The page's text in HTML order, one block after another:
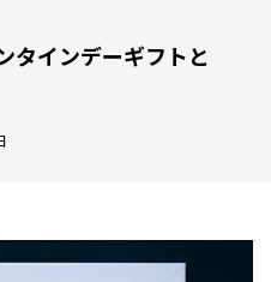
タインデーギフトと